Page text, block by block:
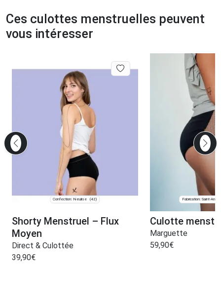
Ces culottes menstruelles peuvent
vous intéresser
Confection: Neulise (42)
Shorty Menstruel – Flux
Moyen
Direct & Culottée
39,90€
Fabrication: Saint-
Culotte
Marguette
59,90€